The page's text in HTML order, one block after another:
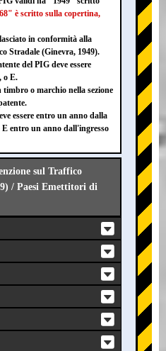
è scritto sulla copertina,
in conformità alla
Stradale (Ginevra, 1949).
del PIG deve essere
o E.
o marchio nella sezione
essere entro un anno dalla
entro un anno dall'ingresso
sul Traffico
/ Paesi Emettitori di